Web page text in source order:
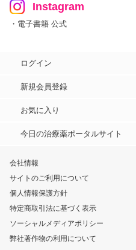
Instagram
・電子書籍 公式
ログイン
新規会員登録
お気に入り
今日の治療薬ポータルサイト
会社情報
サイトのご利用について
個人情報保護方針
特定商取引法に基づく表示
ソーシャルメディアポリシー
弊社著作物の利用について